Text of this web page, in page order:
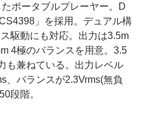
ポータブルプレーヤー。D
」を採用。デュアル構
駆動にも対応。出力は3.5m
4極のバランスを用意。3.5
も兼ねている。出力レベル
、バランスが2.3Vrms(無負
段階。